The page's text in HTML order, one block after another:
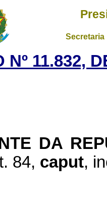
Nº 11.832,
DA
84, caput,